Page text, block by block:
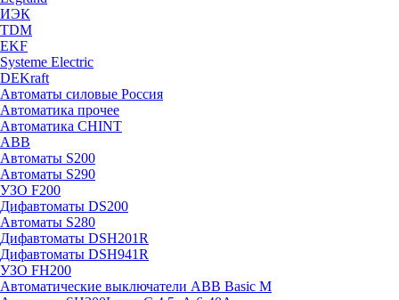
ИЭК
TDM
EKF
Systeme Electric
DEKraft
Автоматы силовые Россия
Автоматика прочее
Автоматика CHINT
ABB
Автоматы S200
Автоматы S290
УЗО F200
Дифавтоматы DS200
Автоматы S280
Дифавтоматы DSH201R
Дифавтоматы DSH941R
УЗО FH200
Автоматические выключатели ABB Basic M